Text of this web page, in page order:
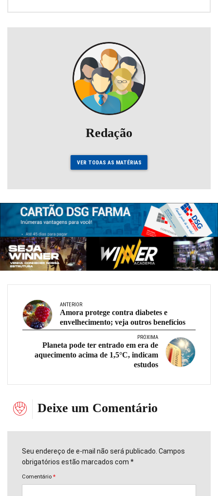
Redação
VER TODAS AS MATÉRIAS
ANTERIOR
Amora protege contra diabetes e
envelhecimento; veja outros benefícios
PRÓXIMA
Planeta pode ter entrado em era de
aquecimento acima de 1,5°C, indicam
estudos
Deixe um Comentário
Seu endereço de e-mail não será publicado. Campos
obrigatórios estão marcados com *
Comentário *